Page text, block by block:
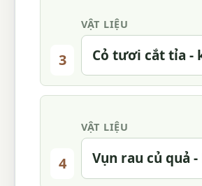
3
VẬT LIỆU
4
VẬT LIỆU